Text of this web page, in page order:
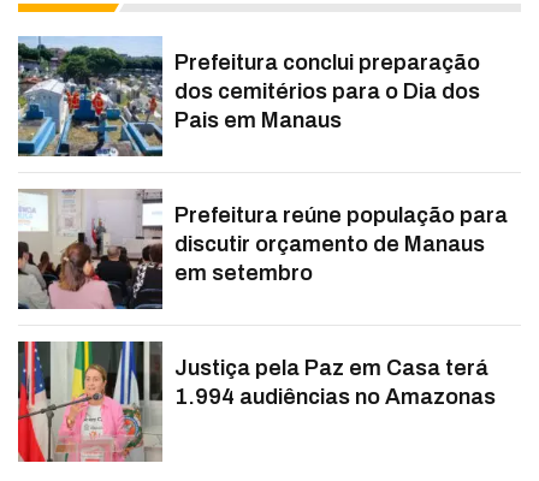
Prefeitura conclui preparação
dos cemitérios para o Dia dos
Pais em Manaus
Prefeitura reúne população para
discutir orçamento de Manaus
em setembro
Justiça pela Paz em Casa terá
1.994 audiências no Amazonas